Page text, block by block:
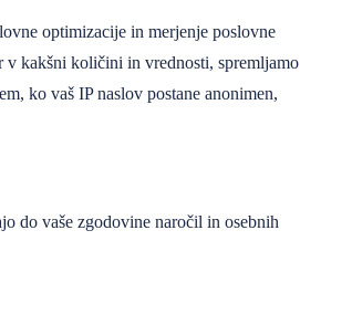
optimizacije in merjenje poslovne
kakšni količini in vrednosti, spremljamo
ko vaš IP naslov postane anonimen,
do vaše zgodovine naročil in osebnih